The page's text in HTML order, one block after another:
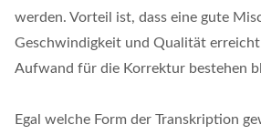
werden. Vorteil ist, dass eine gute
Geschwindigkeit und Qualität
Aufwand für die Korrektur bestehen
Egal welche Form der Transkription